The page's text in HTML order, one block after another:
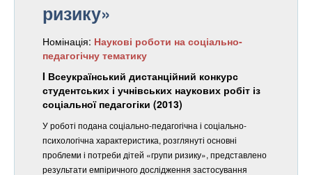
ризику»
Номінація: Наукові роботи на соціально-
педагогічну тематику
I Всеукраїнський дистанційний конкурс
студентських і учнівських наукових робіт із
соціальної педагогіки (2013)
У роботі подана соціально-педагогічна і соціально-
психологічна характеристика, розглянуті основні
проблеми і потреби дітей «групи ризику», представлено
результати емпіричного дослідження застосування